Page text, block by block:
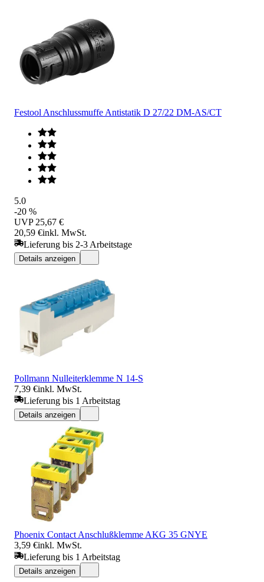
Festool Anschlussmuffe Antistatik D 27/22 DM-AS/CT
5.0
-20 %
UVP 25,67 €
20,59 €inkl. MwSt.
Lieferung bis 2-3 Arbeitstage
Details anzeigen
Pollmann Nulleiterklemme N 14-S
7,39 €inkl. MwSt.
Lieferung bis 1 Arbeitstag
Details anzeigen
Phoenix Contact Anschlußklemme AKG 35 GNYE
3,59 €inkl. MwSt.
Lieferung bis 1 Arbeitstag
Details anzeigen